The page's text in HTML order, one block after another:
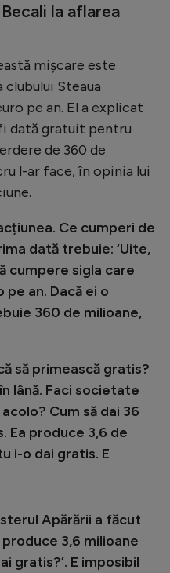
la aflarea
mișcare este
clubului Steaua
pe an. El a explicat
dată gratuit pentru
de 360 de
l-ar face, în opinia lui
Ce cumperi de
dată trebuie: ‘Uite,
cumpere sigla care
an. Dacă ei o
360 de milioane,
să primească gratis?
lână. Faci societate
Cum să dai 36
Ea produce 3,6 de
i-o dai gratis. E
Apărării a făcut
produce 3,6 milioane
gratis?’. E imposibil